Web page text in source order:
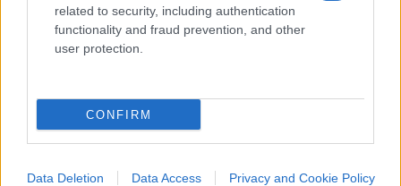
related to security, including authentication
functionality and fraud prevention, and other
user protection.
CONFIRM
Data Deletion Data Access Privacy and Cookie Policy